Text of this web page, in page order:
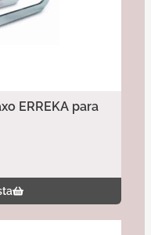
ERREKA para